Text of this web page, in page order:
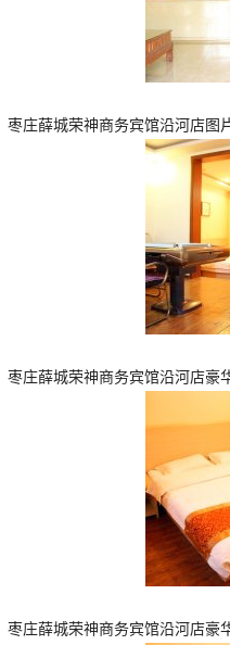
枣庄薛城荣神商务宾馆沿河店图
枣庄薛城荣神商务宾馆沿河店豪
枣庄薛城荣神商务宾馆沿河店豪